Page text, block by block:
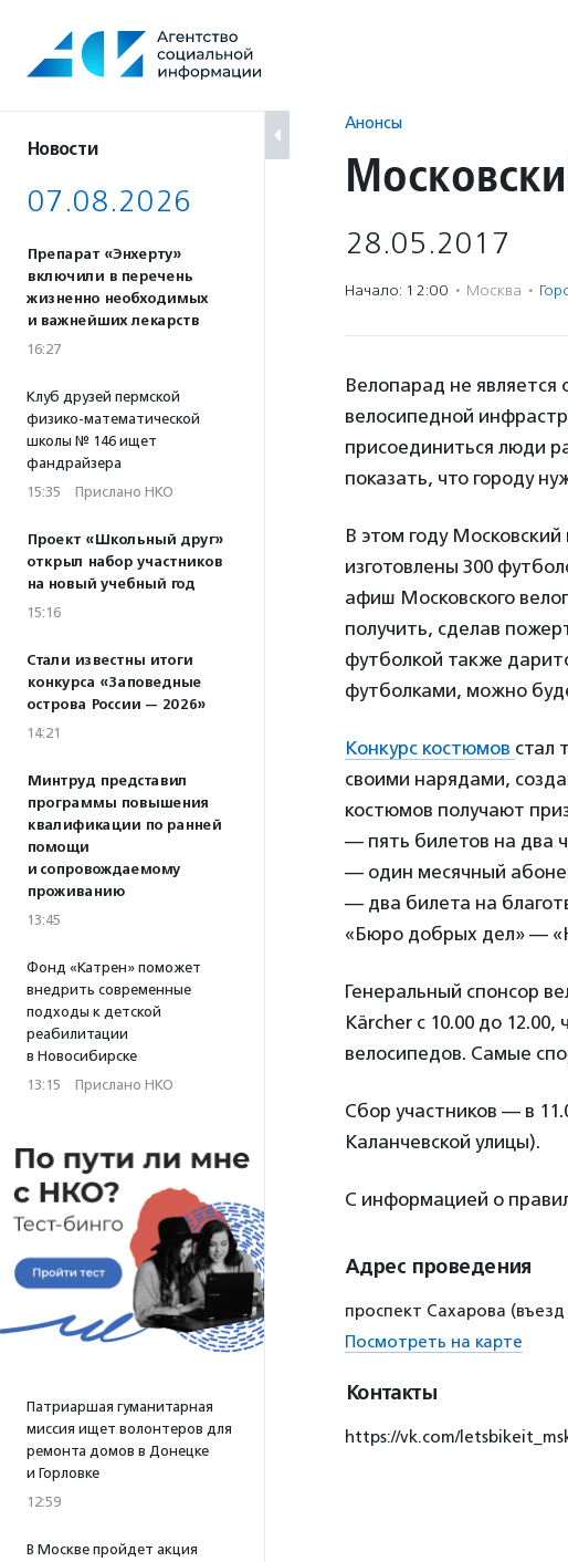
содержанию
Новости
07.08.2026
Препарат «Энхерту»
включили в перечень
жизненно необходимых
и важнейших лекарств
16:27
Клуб друзей пермской
физико-математической
школы № 146 ищет
фандрайзера
15:35 · Прислано НКО
Проект «Школьный друг»
открыл набор участников
на новый учебный год
15:16
Стали известны итоги
конкурса «Заповедные
острова России — 2026»
14:21
Минтруд представил
программы повышения
квалификации по ранней
помощи
и сопровождаемому
проживанию
13:45
Фонд «Катрен» поможет
внедрить современные
подходы к детской
реабилитации
в Новосибирске
13:15 · Прислано НКО
Патриаршая гуманитарная
миссия ищет волонтеров для
ремонта домов в Донецке
и Горловке
12:59
В Москве пройдет акция
Анонсы
28.05.2017
Начало: 12:00 · Москва ·
Велопарад не является
велосипедной
присоединиться люди
показать, что городу
В этом году
изготовлены 300
афиш Московского
получить, сделав
футболкой также
футболками, можно
Конкурс костюмов стал
своими нарядами,
костюмов получают
— пять билетов на два
— один месячный
— два билета на
«Бюро добрых дел» —
Генеральный спонсор
Kärcher с 10.00 до
велосипедов. Самые
Сбор участников — в
Каланчевской улицы).
С информацией о
Адрес проведения
проспект Сахарова
Посмотреть на карте
Контакты
https://vk.com/